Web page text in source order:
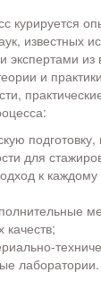
курируется
известных
экспертами
и
для
к
лаборатории.